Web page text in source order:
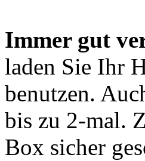
Immer gut
laden Sie Ihr
benutzen.
bis zu 2-mal.
Box sicher